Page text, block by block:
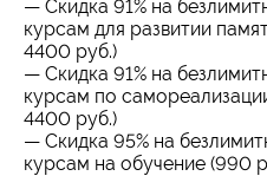
— Скидка 91% на
курсам для развитии
4400 руб.)
— Скидка 91% на
курсам по
4400 руб.)
— Скидка 95% на
курсам на обучение (990